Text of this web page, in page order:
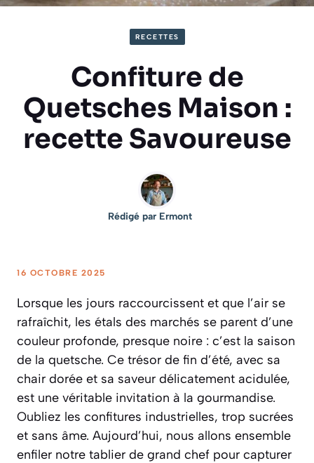
RECETTES
Confiture de
Quetsches Maison :
recette Savoureuse
Rédigé par Ermont
16 OCTOBRE 2025
Lorsque les jours raccourcissent et que l’air se
rafraîchit, les étals des marchés se parent d’une
couleur profonde, presque noire : c’est la saison
de la quetsche. Ce trésor de fin d’été, avec sa
chair dorée et sa saveur délicatement acidulée,
est une véritable invitation à la gourmandise.
Oubliez les confitures industrielles, trop sucrées
et sans âme. Aujourd’hui, nous allons ensemble
enfiler notre tablier de grand chef pour capturer